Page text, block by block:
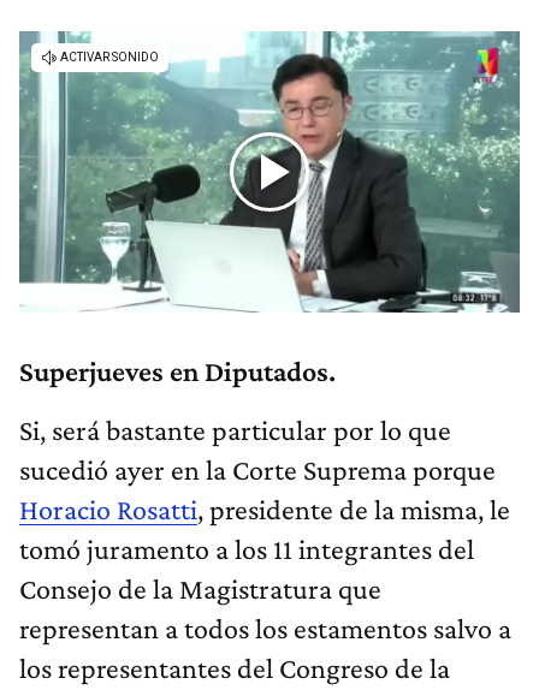
Superjueves en Diputados.
Si, será bastante particular por lo que
sucedió ayer en la Corte Suprema porque
Horacio Rosatti, presidente de la misma, le
tomó juramento a los 11 integrantes del
Consejo de la Magistratura que
representan a todos los estamentos salvo a
los representantes del Congreso de la